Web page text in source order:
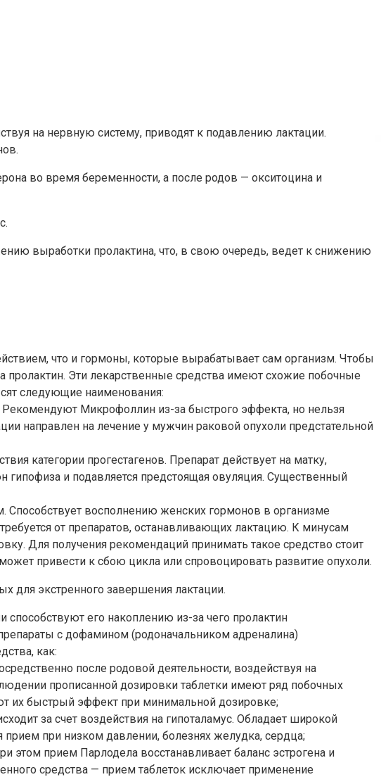
на нервную систему, приводят к подавлению лактации.
во время беременности, а после родов — окситоцина и
выработки пролактина, что, в свою очередь, ведет к снижению
что и гормоны, которые вырабатывает сам организм. Чтобы
пролактин. Эти лекарственные средства имеют схожие побочные
следующие наименования:
Рекомендуют Микрофоллин из-за быстрого эффекта, но нельзя
направлен на лечение у мужчин раковой опухоли предстательной
категории прогестагенов. Препарат действует на матку,
гипофиза и подавляется предстоящая овуляция. Существенный
Способствует восполнению женских гормонов в организме
от препаратов, останавливающих лактацию. К минусам
Для получения рекомендаций принимать такое средство стоит
привести к сбою цикла или спровоцировать развитие опухоли.
для экстренного завершения лактации.
его накоплению из-за чего пролактин
с дофамином (родоначальником адреналина)
как:
после родовой деятельности, воздействуя на
прописанной дозировки таблетки имеют ряд побочных
их быстрый эффект при минимальной дозировке;
за счет воздействия на гипоталамус. Обладает широкой
прием при низком давлении, болезнях желудка, сердца;
прием Парлодела восстанавливает баланс эстрогена и
средства — прием таблеток исключает применение